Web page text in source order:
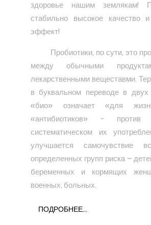
здоровье нашим землякам!
стабильно высокое качество и
эффект!
Пробиотики, по сути, это
между обычными
лекарственными вещеставми.
в буквальном переводе в
«био» означает «для
«антибиотиков» -
систематическом их
улучшается самочувствие
определенных групп риска –
беременных и кормящих
военных, больных.
ПОДРОБНЕЕ...